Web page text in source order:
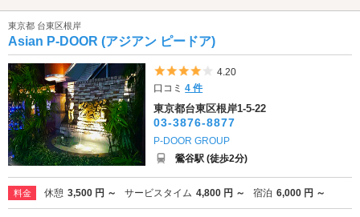
東京都 台東区根岸
Asian P-DOOR (アジアン ピードア)
5つ星のうち4
4.20
口コミ4 件
東京都台東区根岸1-5-22
03-3876-8877
P-DOOR GROUP
鶯谷駅 (徒歩2分)
料金 休憩 3,500 円 ～ サービスタイム 4,800 円 ～ 宿泊 6,000 円 ～